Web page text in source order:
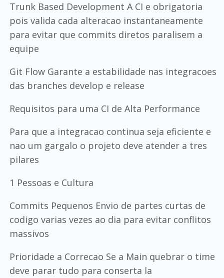
Trunk Based Development A CI e obrigatoria
pois valida cada alteracao instantaneamente
para evitar que commits diretos paralisem a
equipe
Git Flow Garante a estabilidade nas integracoes
das branches develop e release
Requisitos para uma CI de Alta Performance
Para que a integracao continua seja eficiente e
nao um gargalo o projeto deve atender a tres
pilares
1 Pessoas e Cultura
Commits Pequenos Envio de partes curtas de
codigo varias vezes ao dia para evitar conflitos
massivos
Prioridade a Correcao Se a Main quebrar o time
deve parar tudo para conserta la